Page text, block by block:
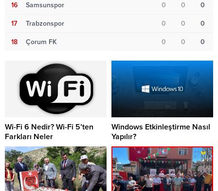
16 Samsunspor 0 0 0
17 Trabzonspor 0 0 0
18 Çorum FK 0 0 0
Wi-Fi 6 Nedir? Wi-Fi 5’ten
Farkları Neler
Windows Etkinleştirme Nasıl
Yapılır?